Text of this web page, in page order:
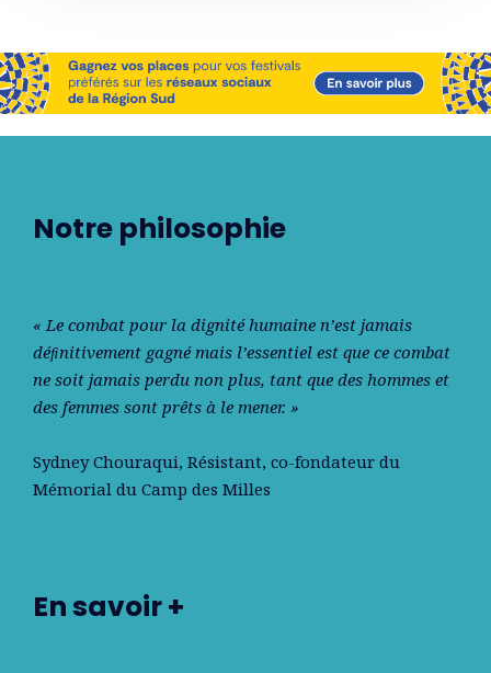
Notre philosophie
« Le combat pour la dignité humaine n’est jamais
déﬁnitivement gagné mais l’essentiel est que ce combat
ne soit jamais perdu non plus, tant que des hommes et
des femmes sont prêts à le mener. »
Sydney Chouraqui, Résistant, co-fondateur du
Mémorial du Camp des Milles
En savoir +